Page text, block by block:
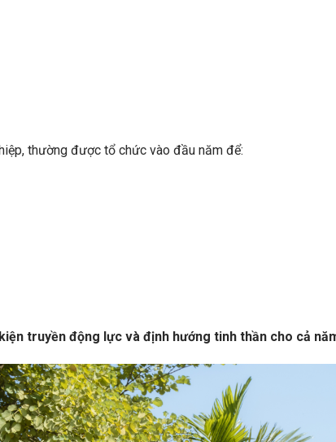
thường được tổ chức vào đầu năm để:
truyền động lực và định hướng tinh thần cho cả